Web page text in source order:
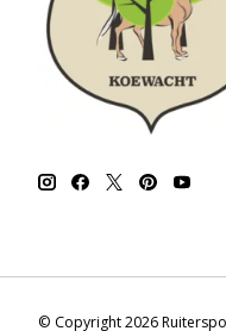
© Copyright 2026